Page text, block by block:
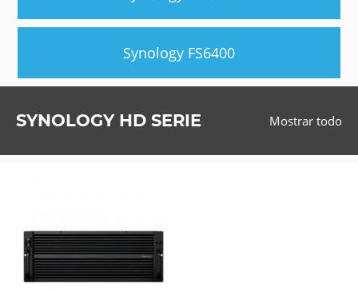
Synology FS6400
SYNOLOGY HD SERIE Mostrar todo